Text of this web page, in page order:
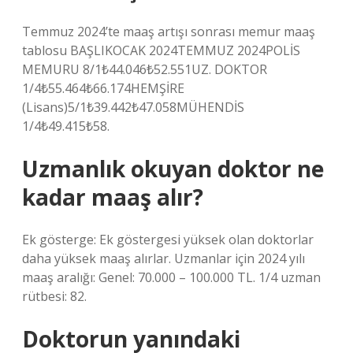
Temmuz 2024’te maaş artışı sonrası memur maaş
tablosu BAŞLIKOCAK 2024TEMMUZ 2024POLİS
MEMURU 8/1₺44.046₺52.551UZ. DOKTOR
1/4₺55.464₺66.174HEMŞİRE
(Lisans)5/1₺39.442₺47.058MÜHENDİS
1/4₺49.415₺58.
Uzmanlık okuyan doktor ne
kadar maaş alır?
Ek gösterge: Ek göstergesi yüksek olan doktorlar
daha yüksek maaş alırlar. Uzmanlar için 2024 yılı
maaş aralığı: Genel: 70.000 – 100.000 TL. 1/4 uzman
rütbesi: 82.
Doktorun yanındaki